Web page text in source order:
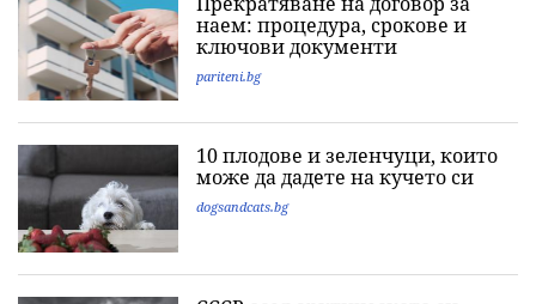
наем: процедура, срокове и
ключови документи
pariteni.bg
10 плодове и зеленчуци, които
може да дадете на кучето си
dogsandcats.bg